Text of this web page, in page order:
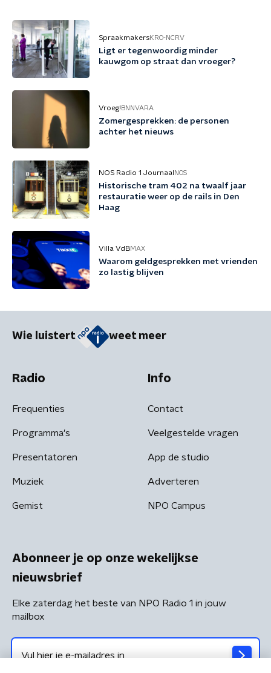
SpraakmakersKRO-NCRV
Ligt er tegenwoordig minder
kauwgom op straat dan vroeger?
Vroeg! BNNVARA
Zomergesprekken: de personen
achter het nieuws
NOS Radio 1 Journaal NOS
Historische tram 402 na twaalf jaar
restauratie weer op de rails in Den
Haag
Villa VdBMAX
Waarom geldgesprekken met vrienden
zo lastig blijven
Wie luistert weet meer
Radio
Frequenties
Programma's
Presentatoren
Muziek
Gemist
Info
Contact
Veelgestelde vragen
App de studio
Adverteren
NPO Campus
Abonneer je op onze wekelijkse
nieuwsbrief
Elke zaterdag het beste van NPO Radio 1 in jouw
mailbox